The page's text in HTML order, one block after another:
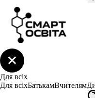
Для всіх
Для всіхБатькамВчителям